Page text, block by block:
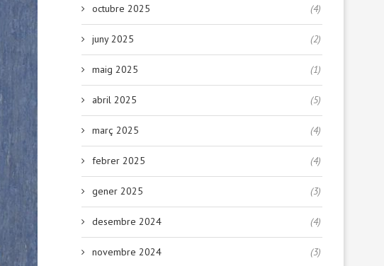
octubre 2025 (4)
juny 2025 (2)
maig 2025 (1)
abril 2025 (5)
març 2025 (4)
febrer 2025 (4)
gener 2025 (3)
desembre 2024 (4)
novembre 2024 (3)